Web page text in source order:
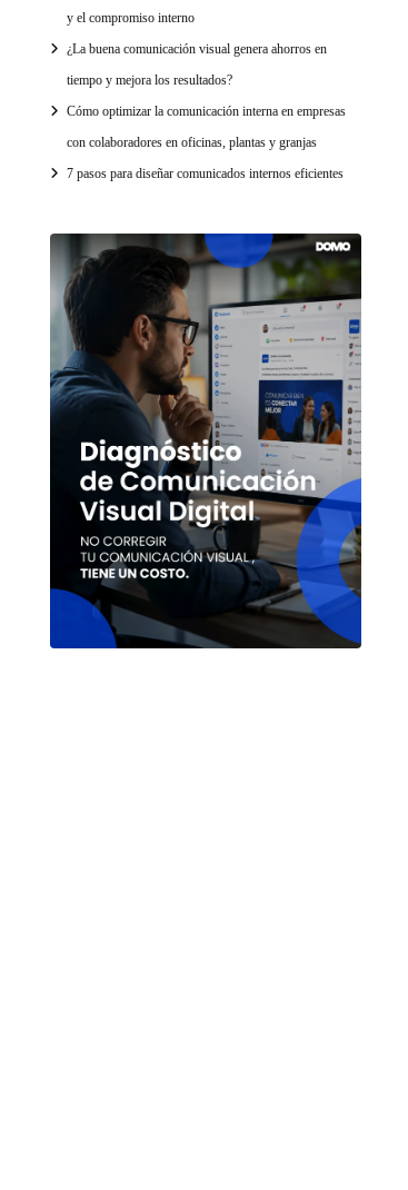
y el compromiso interno
¿La buena comunicación visual genera ahorros en
tiempo y mejora los resultados?
Cómo optimizar la comunicación interna en empresas
con colaboradores en oficinas, plantas y granjas
7 pasos para diseñar comunicados internos eficientes